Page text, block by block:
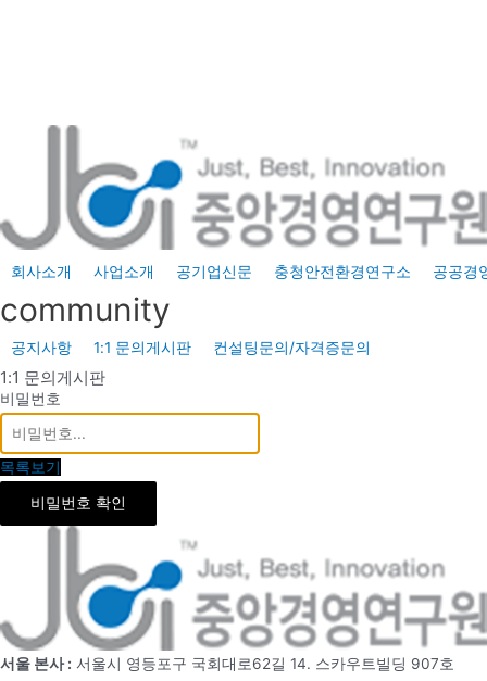
회사소개 사업소개 공기업신문 충청안전환경연구소 공공경
community
공지사항 1:1 문의게시판 컨설팅문의/자격증문의
1:1 문의게시판
비밀번호
목록보기
비밀번호 확인
서울 본사 : 서울시 영등포구 국회대로62길 14. 스카우트빌딩 907호